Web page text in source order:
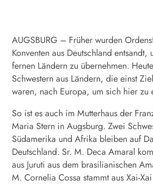
AUGSBURG – Früher wurden
Konventen aus Deutschland
fernen Ländern zu übernehmen.
Schwestern aus Ländern, die einst
waren, nach Europa, um sich hier zu
So ist es auch im Mutterhaus der
Maria Stern in Augsburg. Zwei
Südamerika und Afrika bleiben auf
Deutschland. Sr. M. Deca Amaral
aus Juruti aus dem brasilianischen
M. Cornelia Cossa stammt aus Xai-